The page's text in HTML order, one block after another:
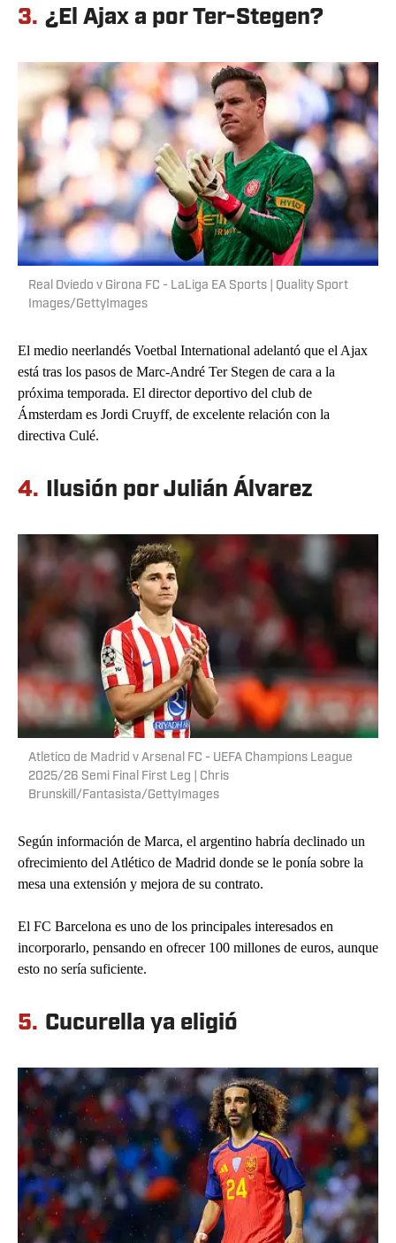
3. ¿El Ajax a por Ter-Stegen?
Real Oviedo v Girona FC - LaLiga EA Sports | Quality Sport
Images/GettyImages
El medio neerlandés Voetbal International adelantó que el Ajax
está tras los pasos de Marc-André Ter Stegen de cara a la
próxima temporada. El director deportivo del club de
Ámsterdam es Jordi Cruyff, de excelente relación con la
directiva Culé.
4. Ilusión por Julián Álvarez
Atletico de Madrid v Arsenal FC - UEFA Champions League
2025/26 Semi Final First Leg | Chris
Brunskill/Fantasista/GettyImages
Según información de Marca, el argentino habría declinado un
ofrecimiento del Atlético de Madrid donde se le ponía sobre la
mesa una extensión y mejora de su contrato.
El FC Barcelona es uno de los principales interesados en
incorporarlo, pensando en ofrecer 100 millones de euros, aunque
esto no sería suficiente.
5. Cucurella ya eligió